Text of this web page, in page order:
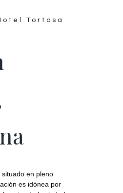
Tortosa
situado en pleno
es idónea por